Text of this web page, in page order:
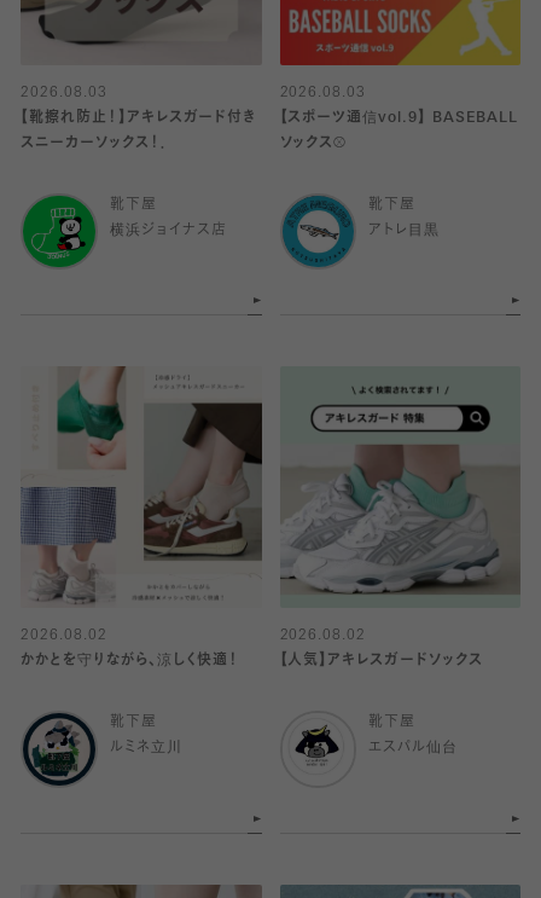
2026.08.03
【靴擦れ防止！】アキレスガード付き
スニーカーソックス！．
靴下屋
横浜ジョイナス店
2026.08.03
【スポーツ通信vol.9】 BASEBALL
ソックス⚾️
靴下屋
アトレ目黒
2026.08.02
かかとを守りながら、涼しく快適！
靴下屋
ルミネ立川
2026.08.02
【人気】アキレスガードソックス
靴下屋
エスパル仙台